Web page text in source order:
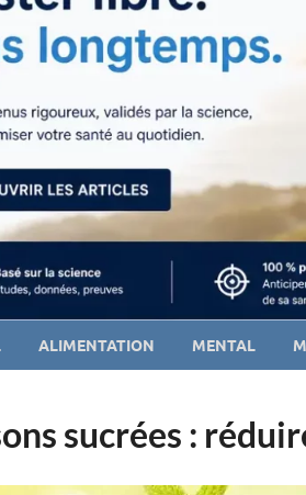
ALIMENTATION MENTAL
sucrées :